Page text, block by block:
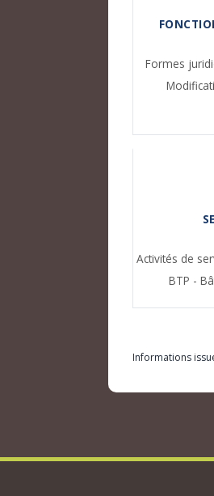
Formes
Activités de
BTP -
Informations